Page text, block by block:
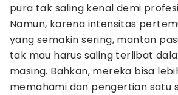
pura tak saling kenal demi
Namun, karena intensitas
yang semakin sering, mantan
tak mau harus saling terlibat
masing. Bahkan, mereka bisa
memahami dan pengertian satu